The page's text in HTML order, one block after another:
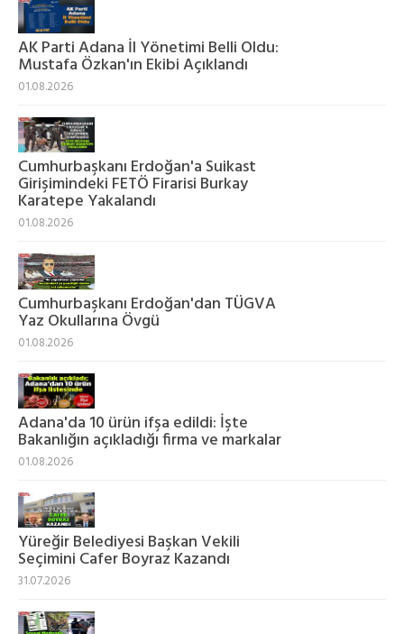
AK Parti Adana İl Yönetimi Belli Oldu:
Mustafa Özkan'ın Ekibi Açıklandı
01.08.2026
Cumhurbaşkanı Erdoğan'a Suikast
Girişimindeki FETÖ Firarisi Burkay
Karatepe Yakalandı
01.08.2026
Cumhurbaşkanı Erdoğan'dan TÜGVA
Yaz Okullarına Övgü
01.08.2026
Adana'da 10 ürün ifşa edildi: İşte
Bakanlığın açıkladığı firma ve markalar
01.08.2026
Yüreğir Belediyesi Başkan Vekili
Seçimini Cafer Boyraz Kazandı
31.07.2026